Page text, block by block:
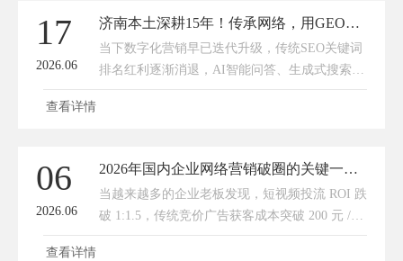
17
2026.06
济南本土深耕15年！传承网络，用GEO优化解锁企业AI营销新流量
当下数字化营销早已迭代升级，传统SEO关键词
排名红利逐渐消退，AI智能问答、生成式搜索成
为用户找服务、选企业的核心渠道。对于济南本
查看详情
06
2026.06
2026年国内企业网络营销破圈的关键一定是AI搜索+官网，GEO布局越早越好！
当越来越多的企业老板发现，短视频投流 ROI 跌
破 1:1.5，传统竞价广告获客成本突破 200 元 /
人，曾经依赖的流量渠道正在集体失效时，2026
查看详情